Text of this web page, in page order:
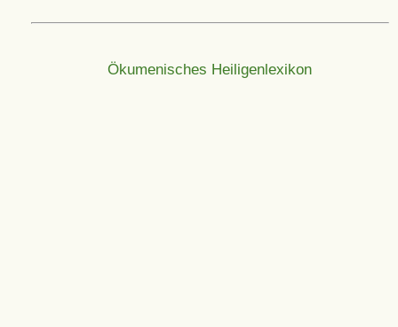
Ökumenisches Heiligenlexikon